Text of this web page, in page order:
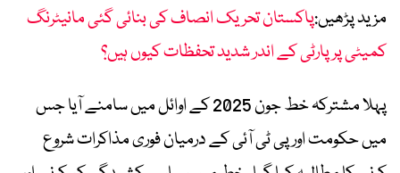
مزید پڑھیں:پاکستان تحریک انصاف کی بنائی گئی مانیٹرنگ
کمیٹی پر پارٹی کے اندر شدید تحفظات کیوں ہیں؟
پہلا مشترکہ خط جون 2025 کے اوائل میں سامنے آیا جس
میں حکومت اور پی ٹی آئی کے درمیان فوری مذاکرات شروع